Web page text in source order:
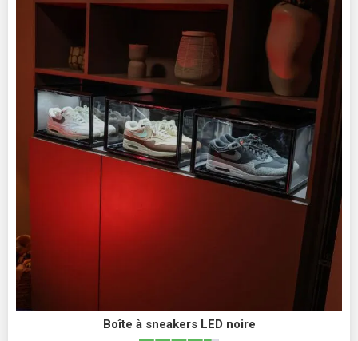
Boîte à sneakers LED noire